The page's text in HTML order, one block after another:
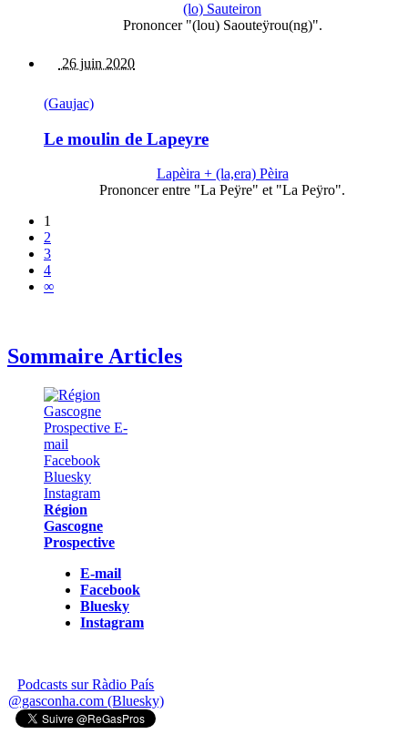
(lo) Sauteiron
Prononcer "(lou) Saouteÿrou(ng)".
26 juin 2020
(Gaujac)
Le moulin de Lapeyre
Lapèira + (la,era) Pèira
Prononcer entre "La Peÿre" et "La Peÿro".
1
2
3
4
∞
Sommaire Articles
Région
Gascogne
Prospective
E-mail
Facebook
Bluesky
Instagram
Podcasts sur Ràdio País
@gasconha.com (Bluesky)